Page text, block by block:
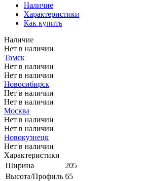
Наличие
Характеристики
Как купить
Наличие
Нет в наличии
Томск
Нет в наличии
Нет в наличии
Новосибирск
Нет в наличии
Нет в наличии
Москва
Нет в наличии
Нет в наличии
Новокузнецк
Нет в наличии
Характеристики
Ширина
205
Высота/Профиль 65